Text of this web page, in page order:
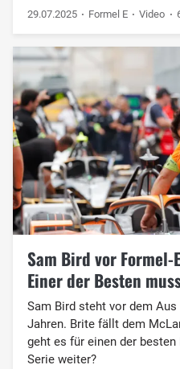
29.07.2025 Formel E Video
Sam Bird vor
Einer der Besten
Sam Bird steht vor dem
Jahren. Brite fällt dem
geht es für einen der
Serie weiter?